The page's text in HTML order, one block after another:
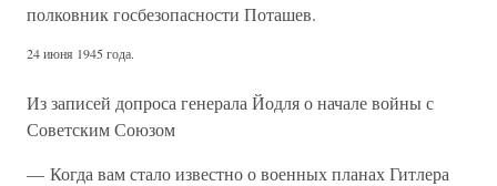
полковник госбезопасности Поташев.
24 июня 1945 года.
Из записей допроса генерала Йодля о начале войны с
Советским Союзом
— Когда вам стало известно о военных планах Гитлера